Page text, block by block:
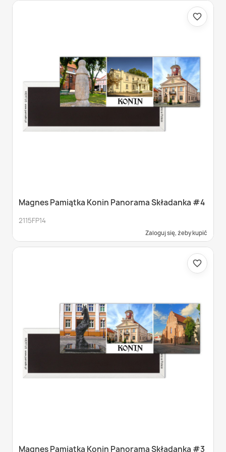
Magnes Pamiątka Konin Panorama Składanka #4
2115FP14
Zaloguj się, żeby kupić
favorite_border
Magnes Pamiątka Konin Panorama Składanka #3
favorite_border